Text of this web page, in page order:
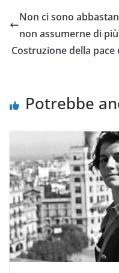
Non ci sono
non assumerne di
Costruzione della
Potrebbe